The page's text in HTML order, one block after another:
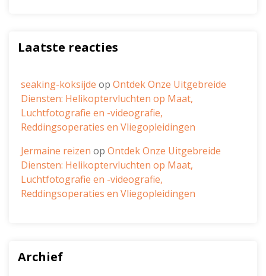
Laatste reacties
seaking-koksijde op Ontdek Onze Uitgebreide
Diensten: Helikoptervluchten op Maat,
Luchtfotografie en -videografie,
Reddingsoperaties en Vliegopleidingen
Jermaine reizen op Ontdek Onze Uitgebreide
Diensten: Helikoptervluchten op Maat,
Luchtfotografie en -videografie,
Reddingsoperaties en Vliegopleidingen
Archief